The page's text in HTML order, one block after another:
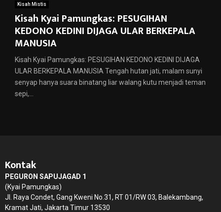
Kisah Mistis
Kisah Kyai Pamungkas: PESUGIHAN
KEDONO KEDINI DIJAGA ULAR BERKEPALA
MANUSIA
Kisah Kyai Pamungkas: PESUGIHAN KEDONO KEDINI DIJAGA
ULAR BERKEPALA MANUSIA Tengah hutan jati, malam sunyi
senyap hanya suara binatang liar walang kutu menjadi teman
sepi,...
Kontak
PEGURON SAPUJAGAD 1
(Kyai Pamungkas)
Jl. Raya Condet, Gang Kweni No.31, RT 01/RW 03, Balekambang,
Kramat Jati, Jakarta Timur 13530